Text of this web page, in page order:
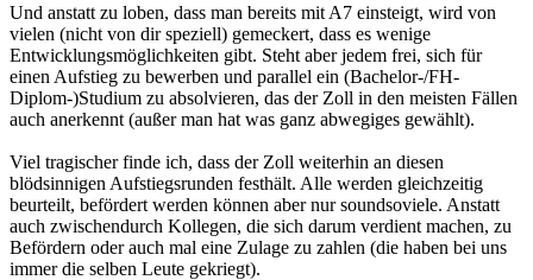
Und anstatt zu loben, dass man bereits mit A7 einsteigt, wird von
vielen (nicht von dir speziell) gemeckert, dass es wenige
Entwicklungsmöglichkeiten gibt. Steht aber jedem frei, sich für
einen Aufstieg zu bewerben und parallel ein (Bachelor-/FH-
Diplom-)Studium zu absolvieren, das der Zoll in den meisten Fällen
auch anerkennt (außer man hat was ganz abwegiges gewählt).
Viel tragischer finde ich, dass der Zoll weiterhin an diesen
blödsinnigen Aufstiegsrunden festhält. Alle werden gleichzeitig
beurteilt, befördert werden können aber nur soundsoviele. Anstatt
auch zwischendurch Kollegen, die sich darum verdient machen, zu
Befördern oder auch mal eine Zulage zu zahlen (die haben bei uns
immer die selben Leute gekriegt).